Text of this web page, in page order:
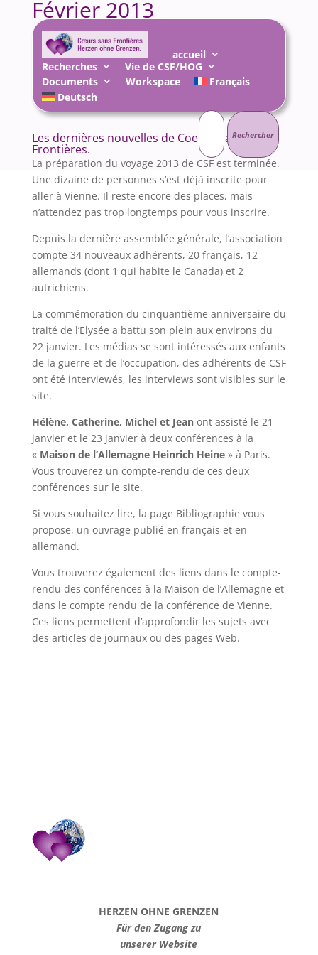
accueil
Recherches
Vie de CSF/HOG
Documents
Workspace
Français
Deutsch
Rechercher :
Février 2013
28 Fév 2013|AnnoncesNouvelles
l'Association
Les dernières nouvelles de Coeurs Sans
Frontières.
La préparation du voyage 2013 de CSF est terminée.
Une dizaine de personnes s’est déjà inscrite pour
aller à Vienne. Il reste encore des places, mais
n’attendez pas trop longtemps pour vous inscrire.
Depuis la dernière assemblée générale, l’association
compte 34 nouveaux adhérents, 20 français, 12
allemands (dont 1 qui habite le Canada) et 2
autrichiens.
La commémoration du cinquantième anniversaire du
traité de l’Elysée a battu son plein aux environs du
22 janvier. Les médias se sont intéressés aux enfants
de la guerre et de l’occupation, des adhérents de CSF
ont été interviewés, les interviews sont visibles sur le
site.
Hélène, Catherine, Michel et Jeanont assisté le 21
janvier et le 23 janvier à deux conférences à la
« Maison de l’Allemagne Heinrich Heine» à Paris.
Vous trouverez un compte-rendu de ces deux
conférences sur le site.
Si vous souhaitez lire, la page Bibliographie vous
propose, un ouvrage publié en français et en
allemand.
Vous trouverez également des liens dans le compte-
rendu des conférences à la Maison de l’Allemagne et
dans le compte rendu de la conférence de Vienne.
Ces liens permettent d’approfondir les sujets avec
des articles de journaux ou des pages Web.
HERZEN OHNE GRENZEN
Für den Zugang zu
unserer Website